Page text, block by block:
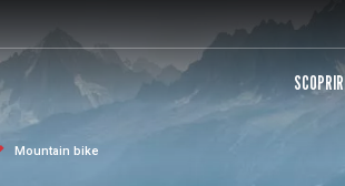
Mountain bike